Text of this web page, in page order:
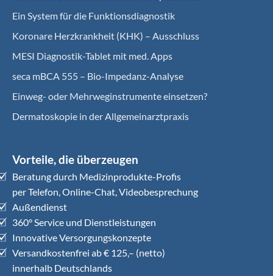
Ein System für die Funktionsdiagnostik
Koro­nare Herz­krank­heit (KHK) – Ausschluss
MESI Diagnostik-Tablet mit med. Apps
seca mBCA 555 – Bio-Impedanz-Analyse
Einweg- oder Mehrweginstrumente einsetzen?
Dermatoskopie in der Allgemeinarztpraxis
Vorteile, die überzeugen
Beratung durch Medizinprodukte-Profis
per Telefon, Online-Chat, Videobesprechung
Außendienst
360° Service und Dienstleistungen
Innovative Versorgungskonzepte
Versandkostenfrei ab € 125,– (netto)
innerhalb Deutschlands